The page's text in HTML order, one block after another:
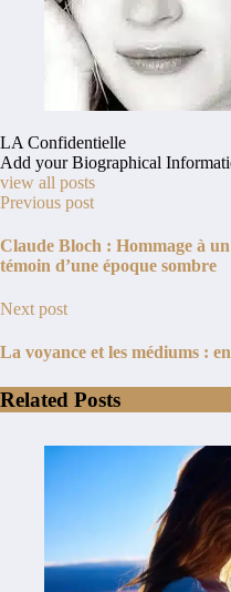
LA Confidentielle
Add your Biographical
view all posts
Previous post
Claude Bloch : Hommage à
témoin d’une époque sombre
Next post
La voyance et les médiums :
Related Posts